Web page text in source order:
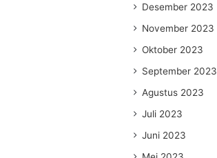
Desember 2023
November 2023
Oktober 2023
September 2023
Agustus 2023
Juli 2023
Juni 2023